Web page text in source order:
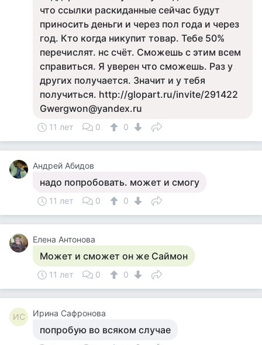
что ссылки раскиданные сейчас будут
приносить деньги и через пол года и через
год. Кто когда никупит товар. Тебе 50%
перечислят. нс счёт. Сможешь с этим всем
справиться. Я уверен что сможешь. Раз у
других получается. Значит и у тебя
получиться. http://glopart.ru/invite/291422
Gwergwon@yandex.ru
11 лет 0 0
Андрей Абидов
надо попробовать. может и смогу
11 лет 0 0
Елена Антонова
Может и сможет он же Саймон
11 лет 0 0
ИС Ирина Сафронова
попробую во всяком случае